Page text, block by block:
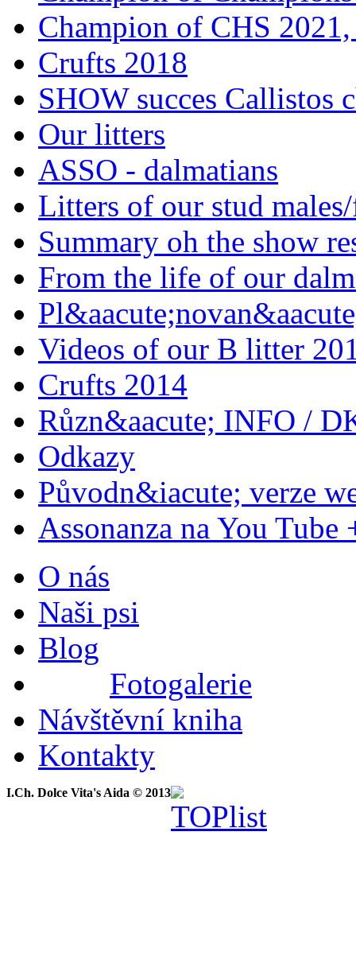
Champion of CHS
Crufts 2018
SHOW succes Callistos
Our litters
ASSO - dalmatians
Litters of our stud
Summary oh the show
From the life of our
Videos of our B litter
Crufts 2014
Různ&aacute; INFO /
Odkazy
Původn&iacute; verze
Assonanza na You Tube
O nás
Naši psi
Blog
Fotogalerie
Návštěvní kniha
Kontakty
I.Ch. Dolce Vita's Aida © 2013